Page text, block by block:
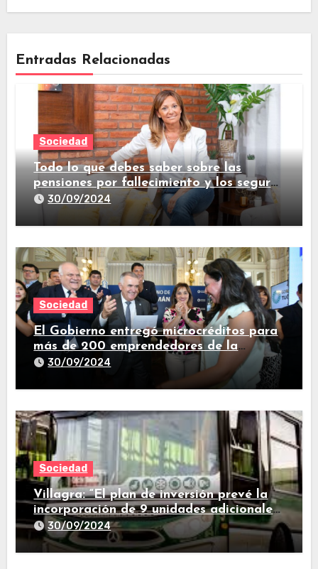
Entradas Relacionadas
Sociedad
Todo lo que debes saber sobre las
pensiones por fallecimiento y los seguros
de vida
30/09/2024
Sociedad
El Gobierno entregó microcréditos para
más de 200 emprendedores de la
provincia
30/09/2024
Sociedad
Villagra: “El plan de inversión prevé la
incorporación de 9 unidades adicionales
para 2025″
30/09/2024